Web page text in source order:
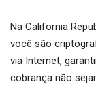
Na California
você são
via Internet,
cobrança não